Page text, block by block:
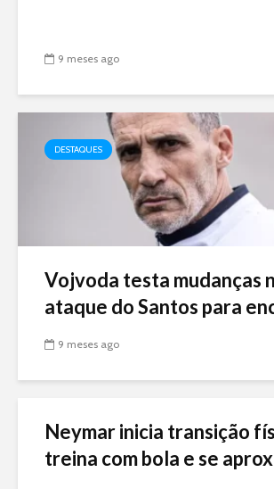
9 meses ago
DESTAQUES
Vojvoda testa mudanças
ataque do Santos para
9 meses ago
Neymar inicia transição
treina com bola e se